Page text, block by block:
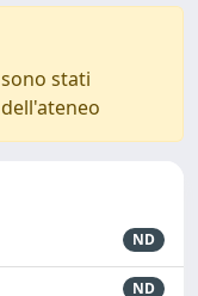
stati
ND
ND